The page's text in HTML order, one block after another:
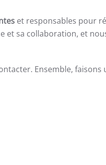
et responsables pour
sa collaboration, et
Ensemble,